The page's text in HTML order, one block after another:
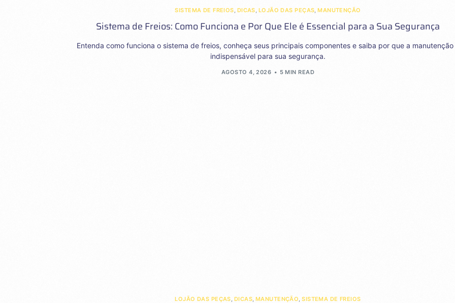
SISTEMA DE FREIOS DICAS LOJÃO DAS PEÇAS ,MANUTENÇÃO
Sistema de Freios: Como Funciona e Por Que Ele é Essencial para a Sua Segurança
Entenda como funciona o sistema de freios, conheça seus principais componentes e saiba por que a manutenção
indispensável para sua segurança.
AGOSTO 4, 2026 5 MIN READ
LOJÃO DAS PEÇAS, DICAS, MANUTENÇÃO,SISTEMA DE FREIOS